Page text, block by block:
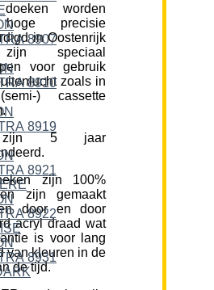
worden
precisie
in Oostenrijk
speciaal
voor gebruik
zoals in
) cassette
5 jaar
zijn 100%
zijn gemaakt
door en door
acryl draad wat
is voor lang
van kleuren in de
de tijd.